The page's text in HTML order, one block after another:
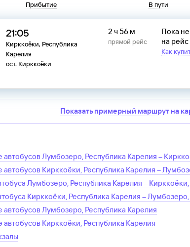
Прибытие В пути
21:05
Кирккоёки, Республика
Карелия
ост. Кирккоёки
2 ч 56 м
прямой рейс
Пока
на рейс
Как
Показать примерный маршрут на
автобусовЛумбозеро, Республика Карелия –
автобусов Кирккоёки, Республика Карелия –
Лумбозеро, Республика Карелия –
Кирккоёки, Республика Карелия –Лумбозеро,
автобусовЛумбозеро, Республика Карелия
автобусов Кирккоёки, Республика Карелия